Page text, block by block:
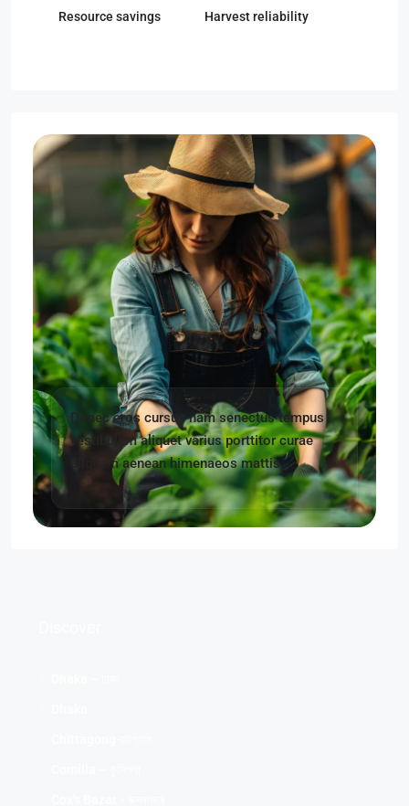
Resource savings Harvest reliability
Donec eros cursus nam senectus tempus
vestibulum aliquet varius porttitor curae
aliquam aenean himenaeos mattis